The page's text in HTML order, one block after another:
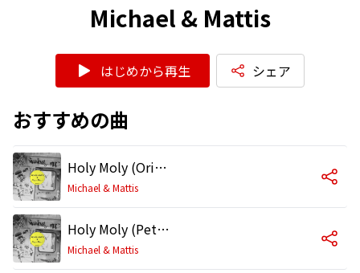
Michael & Mattis
はじめから再生 シェア
おすすめの曲
Holy Moly (Original Mix)
Michael & Mattis
Holy Moly (Pets For Less Remix)
Michael & Mattis